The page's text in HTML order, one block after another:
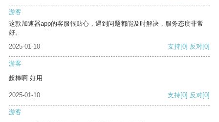
游客
这款加速器app的客服很贴心，遇到问题都能及时解决，服务态度非常
好。
2025-01-10
支持[0] 反对[0]
游客
超棒啊 好用
2025-01-10 支持[0] 反对[0]
游客